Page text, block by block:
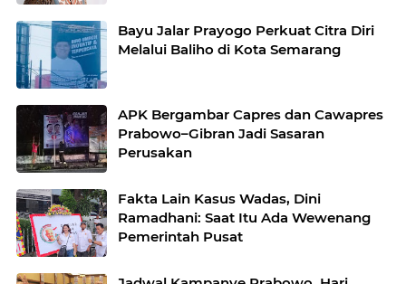
Bayu Jalar Prayogo Perkuat Citra Diri
Melalui Baliho di Kota Semarang
APK Bergambar Capres dan Cawapres
Prabowo–Gibran Jadi Sasaran
Perusakan
Fakta Lain Kasus Wadas, Dini
Ramadhani: Saat Itu Ada Wewenang
Pemerintah Pusat